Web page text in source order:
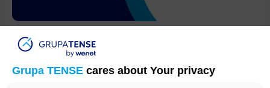
Grupa TENSE cares about Your privacy
Co to jest Deep Link – definicja